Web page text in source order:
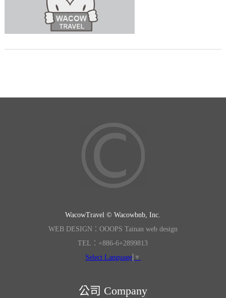
WacowTravel © Wacowbnb, Inc.
WEB DESIGN：OOOPS Tainan web design
TEL：+886-6+2899813
Select Language ▼
公司 Company